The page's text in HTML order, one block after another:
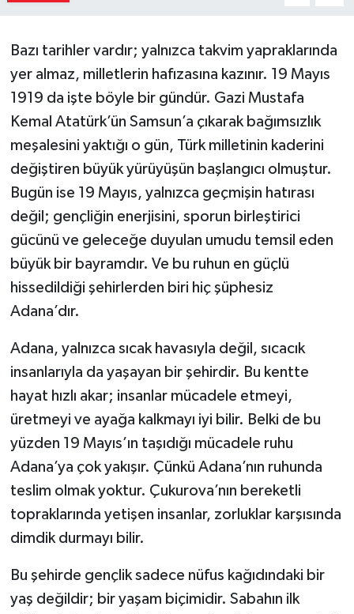
Bazı tarihler vardır; yalnızca takvim yapraklarında
yer almaz, milletlerin hafızasına kazınır. 19 Mayıs
1919 da işte böyle bir gündür. Gazi Mustafa
Kemal Atatürk’ün Samsun’a çıkarak bağımsızlık
meşalesini yaktığı o gün, Türk milletinin kaderini
değiştiren büyük yürüyüşün başlangıcı olmuştur.
Bugün ise 19 Mayıs, yalnızca geçmişin hatırası
değil; gençliğin enerjisini, sporun birleştirici
gücünü ve geleceğe duyulan umudu temsil eden
büyük bir bayramdır. Ve bu ruhun en güçlü
hissedildiği şehirlerden biri hiç şüphesiz
Adana’dır.
Adana, yalnızca sıcak havasıyla değil, sıcacık
insanlarıyla da yaşayan bir şehirdir. Bu kentte
hayat hızlı akar; insanlar mücadele etmeyi,
üretmeyi ve ayağa kalkmayı iyi bilir. Belki de bu
yüzden 19 Mayıs’ın taşıdığı mücadele ruhu
Adana’ya çok yakışır. Çünkü Adana’nın ruhunda
teslim olmak yoktur. Çukurova’nın bereketli
topraklarında yetişen insanlar, zorluklar karşısında
dimdik durmayı bilir.
Bu şehirde gençlik sadece nüfus kağıdındaki bir
yaş değildir; bir yaşam biçimidir. Sabahın ilk